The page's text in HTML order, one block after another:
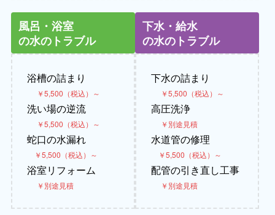
風呂・浴室
の水のトラブル
浴槽の詰まり
￥5,500（税込）～
洗い場の逆流
￥5,500（税込）～
蛇口の水漏れ
￥5,500（税込）～
浴室リフォーム
￥別途見積
下水・給水
の水のトラブル
下水の詰まり
￥5,500（税込）～
高圧洗浄
￥別途見積
水道管の修理
￥5,500（税込）～
配管の引き直し工事
￥別途見積